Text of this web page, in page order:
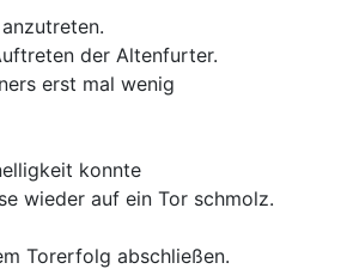
der Altenfurter.
erst mal wenig
konnte
wieder auf ein Tor schmolz.
Torerfolg abschließen.